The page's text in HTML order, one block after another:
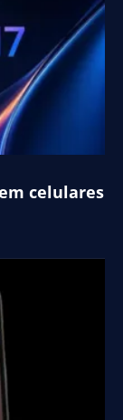
celulares